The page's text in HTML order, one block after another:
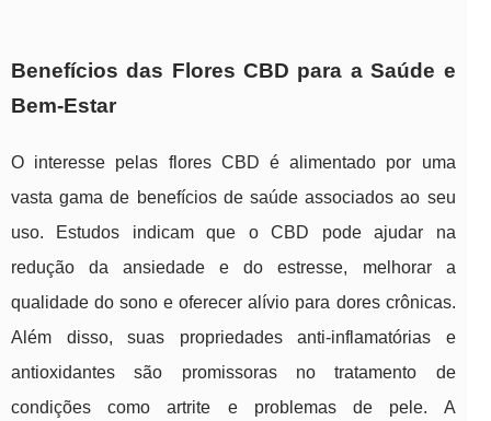
Benefícios das Flores CBD para a Saúde e
Bem-Estar
O interesse pelas flores CBD é alimentado por uma
vasta gama de benefícios de saúde associados ao seu
uso. Estudos indicam que o CBD pode ajudar na
redução da ansiedade e do estresse, melhorar a
qualidade do sono e oferecer alívio para dores crônicas.
Além disso, suas propriedades anti-inflamatórias e
antioxidantes são promissoras no tratamento de
condições como artrite e problemas de pele. A